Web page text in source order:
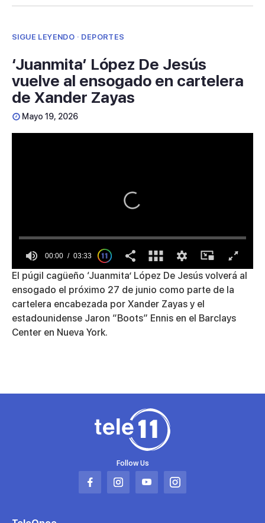
SIGUE LEYENDO · DEPORTES
‘Juanmita’ López De Jesús
vuelve al ensogado en cartelera
de Xander Zayas
Mayo 19, 2026
0
seconds
of
3
minutes,
33
seconds
00:00 03:33
El púgil cagüeño ‘Juanmita’ López De Jesús volverá al
ensogado el próximo 27 de junio como parte de la
cartelera encabezada por Xander Zayas y el
estadounidense Jaron “Boots” Ennis en el Barclays
Center en Nueva York.
Follow Us
Abrir
Abrir
Abrir
Abrir